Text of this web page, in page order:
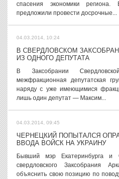
спасения экономики
предложили провести досрочные...
04.03.2014, 10:24
В СВЕРДЛОВСКОМ
ИЗ ОДНОГО ДЕПУТАТА
В Заксобрании
межфракционная депутатская
наряду с уже имеющимися
лишь один депутат — Максим...
04.03.2014, 09:45
ЧЕРНЕЦКИЙ ПОПЫТАЛСЯ
ВВОДА ВОЙСК НА УКРАИНУ
Бывший мэр Екатеринбурга и
свердловского Заксобрания
объяснить свою позицию по